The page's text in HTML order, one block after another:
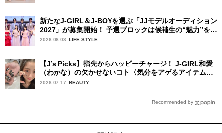
新たなJ-GIRL＆J-BOYを選ぶ「JJモデルオーディション
2027」が募集開始！ 予選ブロックは候補生の“魅力”を重
視した「新システム」に変わります
2026.08.03 LIFE STYLE
【J’s Picks】指先からハッピーチャージ！ J-GIRL和愛
（わかな）の欠かせないコト〈気分をアゲるアイテム＆
ルーティーン〉
2026.07.17 BEAUTY
Recommended by